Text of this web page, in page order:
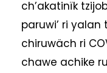
ch’akatinïk
paruwi’ ri yalan
chiruwäch ri
chawe achike